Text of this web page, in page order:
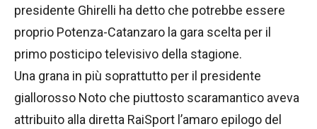
presidente Ghirelli ha detto che potrebbe essere
proprio Potenza-Catanzaro la gara scelta per il
primo posticipo televisivo della stagione.
Una grana in più soprattutto per il presidente
giallorosso Noto che piuttosto scaramantico aveva
attribuito alla diretta RaiSport l’amaro epilogo del